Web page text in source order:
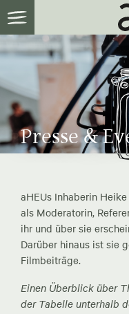
Presse &
aHEUs Inhaberin
als Moderatorin,
ihr und über sie
Darüber hinaus ist sie
Filmbeiträge.
Einen Überblick über
der Tabelle unterhalb